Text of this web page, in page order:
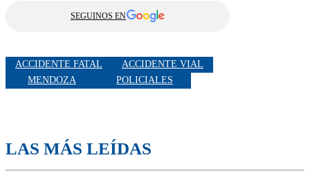
SEGUINOS EN
ACCIDENTE FATAL
ACCIDENTE VIAL
MENDOZA
POLICIALES
LAS MÁS LEÍDAS